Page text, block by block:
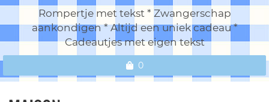
Rompertje met tekst * Zwangerschap
aankondigen * Altijd een uniek cadeau *
Cadeautjes met eigen tekst
0